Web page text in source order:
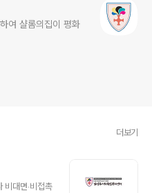
여 샬롬의집이 평화
더보기
대면‧비접촉